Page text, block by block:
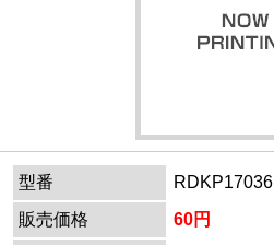
型番
RDKP17036
販売価格
60円